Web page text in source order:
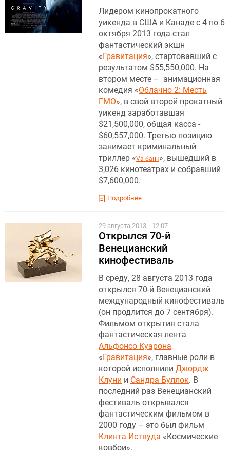
Лидером кинопрокатного
уикенда в США и Канаде с 4 по 6
октября 2013 года стал
фантастический экшн
«Гравитация», стартовавший с
результатом $55,550,000. На
втором месте – анимационная
комедия «Облачно 2: Месть
ГМО», в свой второй прокатный
уикенд заработавшая
$21,500,000, общая касса -
$60,557,000. Третью позицию
занимает криминальный
триллер «Va-банк», вышедший в
3,026 кинотеатрах и собравший
$7,600,000.
Подробнее
29 августа 2013 12:07
Открылся 70-й
Венецианский
кинофестиваль
В среду, 28 августа 2013 года
открылся 70-й Венецианский
международный кинофестиваль
(он продлится до 7 сентября).
Фильмом открытия стала
фантастическая лента
Альфонсо Куарона
«Гравитация», главные роли в
которой исполнили Джордж
Клуни и Сандра Буллок. В
последний раз Венецианский
фестиваль открывался
фантастическим фильмом в
2000 году – это был фильм
Клинта Иствуда «Космические
ковбои».